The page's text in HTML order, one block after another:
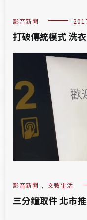
影音新聞
打破傳統模式 洗
影音新聞 , 文教生活
三分鐘取件 北市